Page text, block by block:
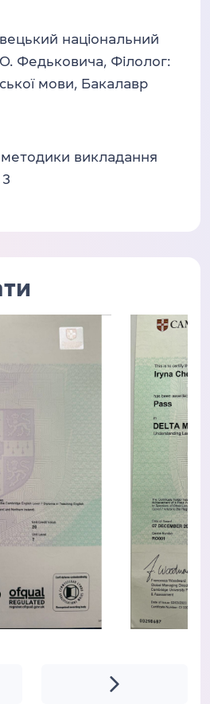
національний
Федьковича, Філолог:
мови, Бакалавр
методики викладання